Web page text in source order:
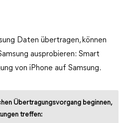
Daten übertragen, können
ausprobieren: Smart
von iPhone auf Samsung.
Übertragungsvorgang beginnen,
treffen: